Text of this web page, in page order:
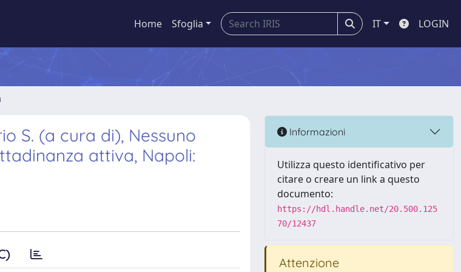
Home Sfoglia IT LOGIN
S. (a cura di), Nessuno
attiva, Napoli:
Informazioni
Utilizza questo identificativo per
citare o creare un link a questo
documento:
https://hdl.handle.net/20.500.125
70/12437
Attenzione